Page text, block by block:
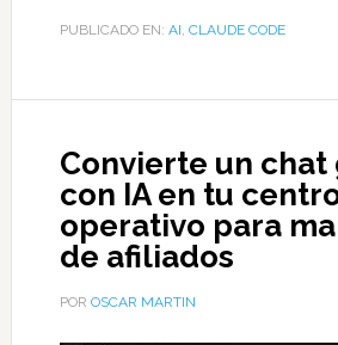
PUBLICADO EN: AI, CLAUDE CODE
Convierte un
con IA en tu
operativo para
de afiliados
POR OSCAR MARTIN